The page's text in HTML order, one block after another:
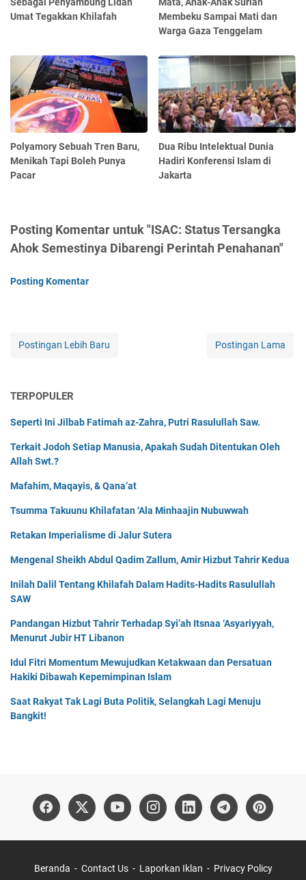
Sebagai Penyambung Lidah
Umat Tegakkan Khilafah
Mata, Anak-Anak Suriah
Membeku Sampai Mati dan
Warga Gaza Tenggelam
Polyamory Sebuah Tren Baru,
Menikah Tapi Boleh Punya
Pacar
Dua Ribu Intelektual Dunia
Hadiri Konferensi Islam di
Jakarta
Posting Komentar untuk "ISAC: Status Tersangka
Ahok Semestinya Dibarengi Perintah Penahanan"
Posting Komentar
Postingan Lebih Baru Postingan Lama
TERPOPULER
Seperti Ini Jilbab Fatimah az-Zahra, Putri Rasulullah Saw.
Terkait Jodoh Setiap Manusia, Apakah Sudah Ditentukan Oleh
Allah Swt.?
Mafahim, Maqayis, & Qana’at
Tsumma Takuunu Khilafatan ‘Ala Minhaajin Nubuwwah
Retakan Imperialisme di Jalur Sutera
Mengenal Sheikh Abdul Qadim Zallum, Amir Hizbut Tahrir Kedua
Inilah Dalil Tentang Khilafah Dalam Hadits-Hadits Rasulullah
SAW
Pandangan Hizbut Tahrir Terhadap Syi’ah Itsnaa ‘Asyariyyah,
Menurut Jubir HT Libanon
Idul Fitri Momentum Mewujudkan Ketakwaan dan Persatuan
Hakiki Dibawah Kepemimpinan Islam
Saat Rakyat Tak Lagi Buta Politik, Selangkah Lagi Menuju
Bangkit!
Beranda Contact Us Laporkan Iklan Privacy Policy